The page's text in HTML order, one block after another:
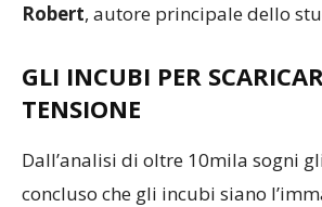
Robert, autore principale dello
GLI INCUBI PER
TENSIONE
Dall’analisi di oltre 10mila sogni
concluso che gli incubi siano